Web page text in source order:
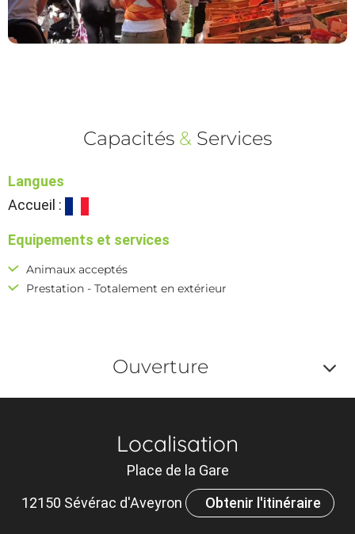
Capacités & Services
Langues
Accueil :
Equipements et services
Animaux acceptés
Prestation - Totalement en extérieur
Ouverture
Localisation
Place de la Gare
12150 Sévérac d'Aveyron
Obtenir l'itinéraire